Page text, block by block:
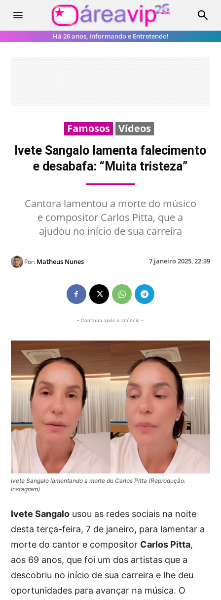
Há 26 anos, Informando e Entretendo!
Famosos Vídeos
Ivete Sangalo lamenta falecimento
e desabafa: “Muita tristeza”
Cantora lamentou a morte do músico
e compositor Carlos Pitta, que a
ajudou no início de sua carreira
Por: Matheus Nunes 7 janeiro 2025, 22:39
- Continua após o anúncio -
Ivete Sangalo lamentando a morte do Carlos Pitta (Reprodução:
Instagram)
Ivete Sangalo usou as redes sociais na noite
desta terça-feira, 7 de janeiro, para lamentar a
morte do cantor e compositor Carlos Pitta,
aos 69 anos, que foi um dos artistas que a
descobriu no início de sua carreira e lhe deu
oportunidades para avançar na música. O